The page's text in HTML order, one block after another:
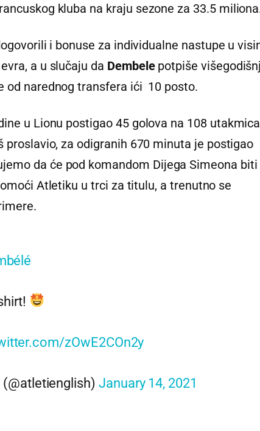
kluba na kraju sezone za 33.5
i bonuse za individualne nastupe u
a u slučaju da Dembelepotpiše
od narednog transfera ići 10 posto.
u Lionu postigao 45 golova na 108
proslavio, za odigranih 670 minuta je postigao
da će pod komandom Dijega Simeona biti
Atletiku u trci za titulu, a trenutno se
zOwE2COn2y
January 14, 2021